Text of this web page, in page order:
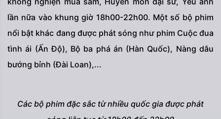
lần nữa vào khung giờ 18h00-22h00. Một số bộ phim
nổi bật khác đang được phát sóng như phim Cuộc đua
tình ái (Ấn Độ), Bộ ba phá án (Hàn Quốc), Nàng dâu
bướng bỉnh (Đài Loan),...
Các bộ phim đặc sắc từ nhiều quốc gia được phát